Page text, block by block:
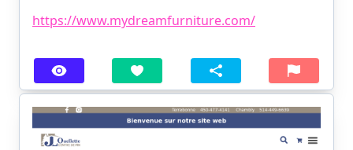
https://www.mydreamfurniture.com/